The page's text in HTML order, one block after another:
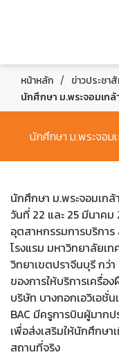
หน้าหลัก / ข่าวประชา
นักศึกษา ม.พระจอมเก
นักศึกษา ม.พระจอม
นักศึกษา ม.พระจอมเก
วันที่ 22 และ 25 มีนาค
อุตสาหกรรมการบริการ
โรงแรม มหาวิทยาลัยเ
วิทยาเขตปราจีนบุรี กว่
ของการให้บริการเครื่
บริษัท บางกอกเอวิเอชั่
BAC มีครูการบินผู้มาก
เพื่อส่งเสริมให้นักศึกษา
สถานที่จริง